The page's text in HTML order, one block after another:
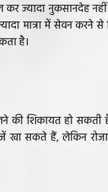
कर ज्यादा नुकसानदेह
मात्रा में सेवन करने से
है।
की शिकायत हो
खा सकते हैं, लेकिन